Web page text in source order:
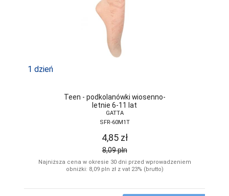
1 dzień
Teen - podkolanówki wiosenno-
letnie 6-11 lat
GATTA
SFR-60M1T
4,85 zł
8,09pln
Najniższa cena w okresie 30 dni przed wprowadzeniem
obniżki: 8,09 pln zł z vat 23% (brutto)